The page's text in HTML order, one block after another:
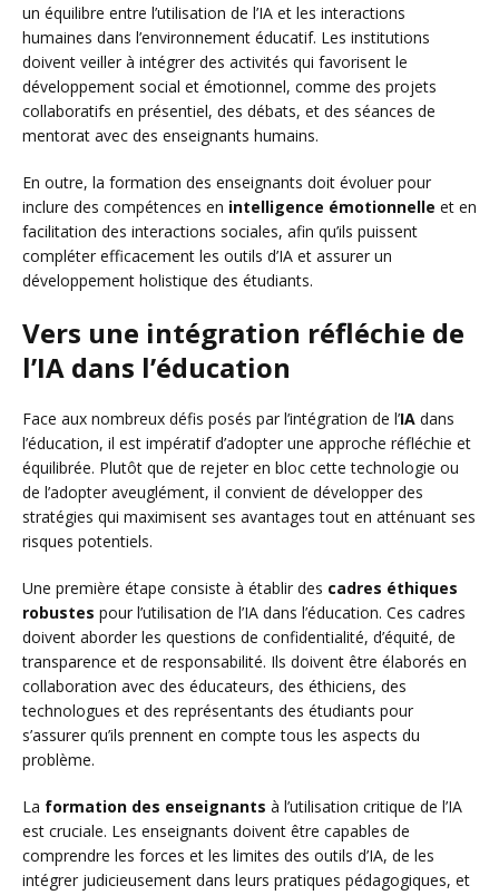
un équilibre entre l’utilisation de l’IA et les interactions
humaines dans l’environnement éducatif. Les institutions
doivent veiller à intégrer des activités qui favorisent le
développement social et émotionnel, comme des projets
collaboratifs en présentiel, des débats, et des séances de
mentorat avec des enseignants humains.
En outre, la formation des enseignants doit évoluer pour
inclure des compétences en intelligence émotionnelle et en
facilitation des interactions sociales, afin qu’ils puissent
compléter efficacement les outils d’IA et assurer un
développement holistique des étudiants.
Vers une intégration réfléchie de
l’IA dans l’éducation
Face aux nombreux défis posés par l’intégration de l’IA dans
l’éducation, il est impératif d’adopter une approche réfléchie et
équilibrée. Plutôt que de rejeter en bloc cette technologie ou
de l’adopter aveuglément, il convient de développer des
stratégies qui maximisent ses avantages tout en atténuant ses
risques potentiels.
Une première étape consiste à établir des cadres éthiques
robustes pour l’utilisation de l’IA dans l’éducation. Ces cadres
doivent aborder les questions de confidentialité, d’équité, de
transparence et de responsabilité. Ils doivent être élaborés en
collaboration avec des éducateurs, des éthiciens, des
technologues et des représentants des étudiants pour
s’assurer qu’ils prennent en compte tous les aspects du
problème.
La formation des enseignants à l’utilisation critique de l’IA
est cruciale. Les enseignants doivent être capables de
comprendre les forces et les limites des outils d’IA, de les
intégrer judicieusement dans leurs pratiques pédagogiques, et